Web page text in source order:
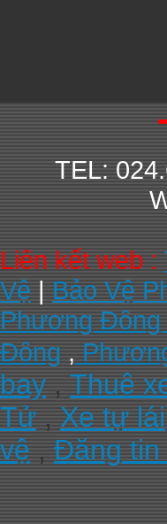
TEL:
Liên kết web :
Vệ | Bảo Vệ
Phương Đông
Đông ,
bay , Thuê
Tử , Xe tự lái
vệ , Đăng tin